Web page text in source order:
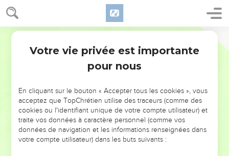
NE MANQUEZ PAS L’ÉVÉNEMENT
DE L’ANNÉE !
ET SI LEURS ERREURS POUVAIENT VOUS ÉVITER LES
VOTRES ?
Votre vie privée est importante
pour nous
En cliquant sur le bouton « Accepter tous les cookies », vous
acceptez que TopChrétien utilise des traceurs (comme des
cookies ou l'identifiant unique de votre compte utilisateur) et
traite vos données à caractère personnel (comme vos
données de navigation et les informations renseignées dans
votre compte utilisateur) dans les buts suivants :